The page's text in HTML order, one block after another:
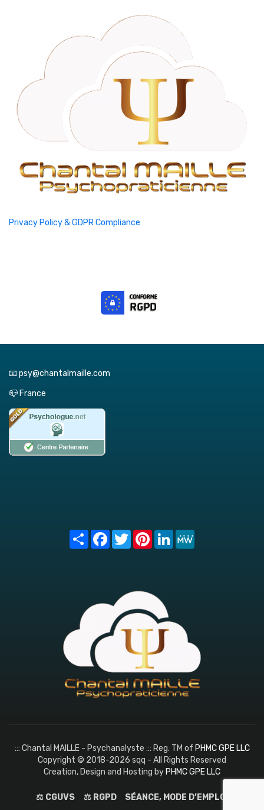
Privacy Policy & GDPR Compliance
📧 psy@chantalmaille.com
📪 France
Share FacebookTwitterPinterest
LinkedIn
::: Chantal MAILLE - Psychanalyste ::: Reg. TM of PHMC GPE LLC
Copyright © 2018-2026 sqq - All Rights Reserved
Creation, Design and Hosting byPHMC GPE LLC
⚖️ CGUVS ⚖️ RGPD SÉANCE, MODE D’EMPLOI